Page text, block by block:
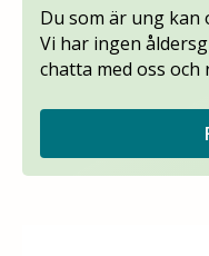
Du som är ung kan
Vi har ingen
chatta med oss och